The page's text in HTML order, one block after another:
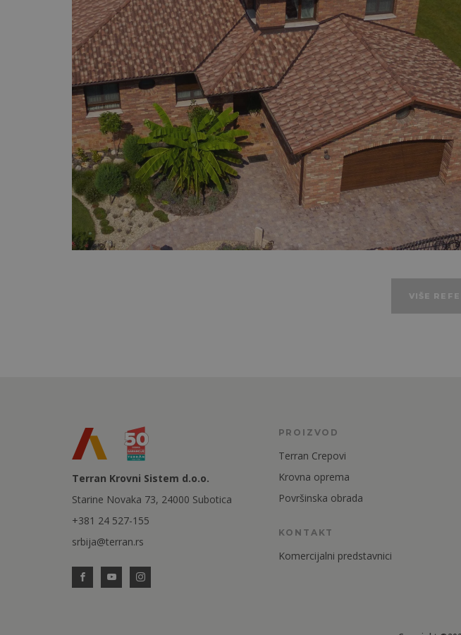
VIŠE
Terran Krovni Sistem d.o.o.
Starine Novaka 73, 24000 Subotica
+381 24 527-155
srbija@terran.rs
PROIZVOD
Terran Crepovi
Krovna oprema
Površinska obrada
KONTAKT
Komercijalni predstavnici